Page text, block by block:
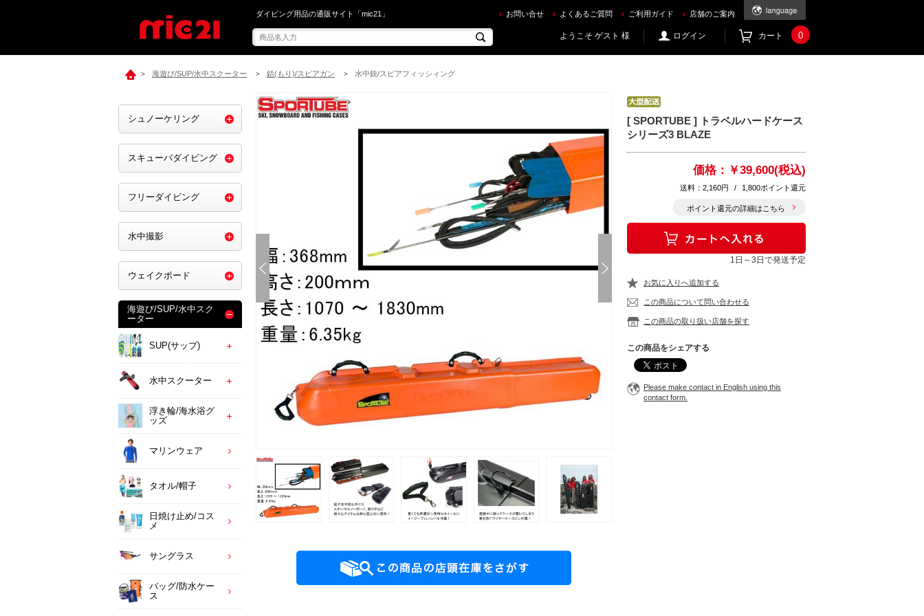
mic21で[ SPORTUBE ] トラベルハードケース シリーズ3 BLAZE を買うならec.mic21.com
ダイビング用品の通販サイト「mic21」 お問い合せ よくあるご質問 ご利用ガイド 店舗のご案内
ようこそ ゲスト 様 ログイン カート 0
> 海遊び/SUP/水中スクーター > 銛(もり)/スピアガン > 水中銃/スピアフィッシィング
[ SPORTUBE ] トラベルハードケース
シリーズ3 BLAZE
価格： ￥39,600(税込)
送料：2,160円 / 1,800ポイント還元
ポイント還元の詳細はこちら
1日～3日で発送予定
お気に入りへ追加する
この商品について問い合わせる
この商品の取り扱い店舗を探す
この商品をシェアする
Please make contact in English using this
contact form.
シュノーケリング
スキューバダイビング
フリーダイビング
水中撮影
ウェイクボード
海遊び/SUP/水中スク
ーター
SUP(サップ)
水中スクーター
浮き輪/海水浴グ
ッズ
マリンウェア
タオル/帽子
日焼け止め/コス
メ
サングラス
バッグ/防水ケー
ス